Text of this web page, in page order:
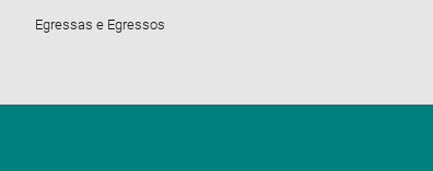
Egressas e Egressos